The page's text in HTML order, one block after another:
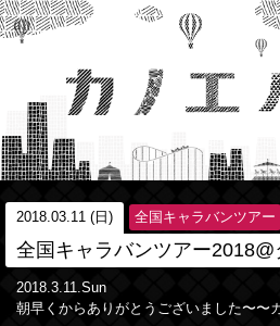
2018.03.11 (日) 全国キャラバンツアー
全国キャラバンツアー
2018.3.11.Sun
朝早くからありがとうございました〜〜